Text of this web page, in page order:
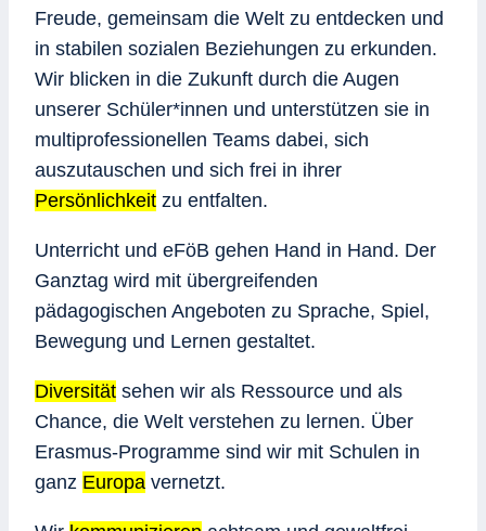
Freude, gemeinsam die Welt zu entdecken und
in stabilen sozialen Beziehungen zu erkunden.
Wir blicken in die Zukunft durch die Augen
unserer Schüler*innen und unterstützen sie in
multiprofessionellen Teams dabei, sich
auszutauschen und sich frei in ihrer
Persönlichkeit zu entfalten.
Unterricht und eFöB gehen Hand in Hand. Der
Ganztag wird mit übergreifenden
pädagogischen Angeboten zu Sprache, Spiel,
Bewegung und Lernen gestaltet.
Diversität sehen wir als Ressource und als
Chance, die Welt verstehen zu lernen. Über
Erasmus-Programme sind wir mit Schulen in
ganz Europa vernetzt.